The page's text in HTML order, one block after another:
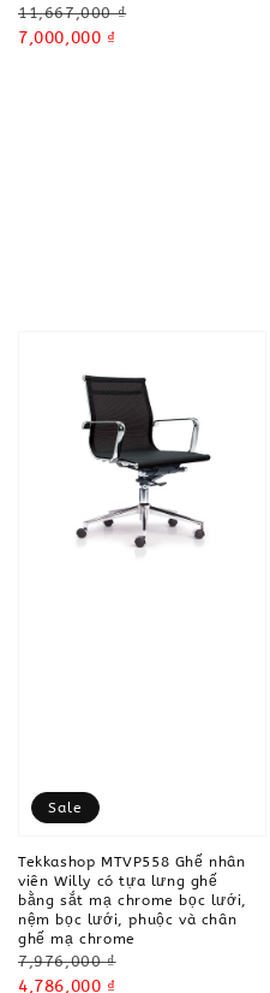
Regular
price
11,667,000 ₫
Sale
7,000,000 ₫
Sale
Tekkashop MTVP558 Ghế nhân
viên Willy có tựa lưng ghế
bằng sắt mạ chrome bọc lưới,
nệm bọc lưới, phuộc và chân
ghế mạ chrome
Regular
price
7,976,000 ₫
Sale
4,786,000 ₫